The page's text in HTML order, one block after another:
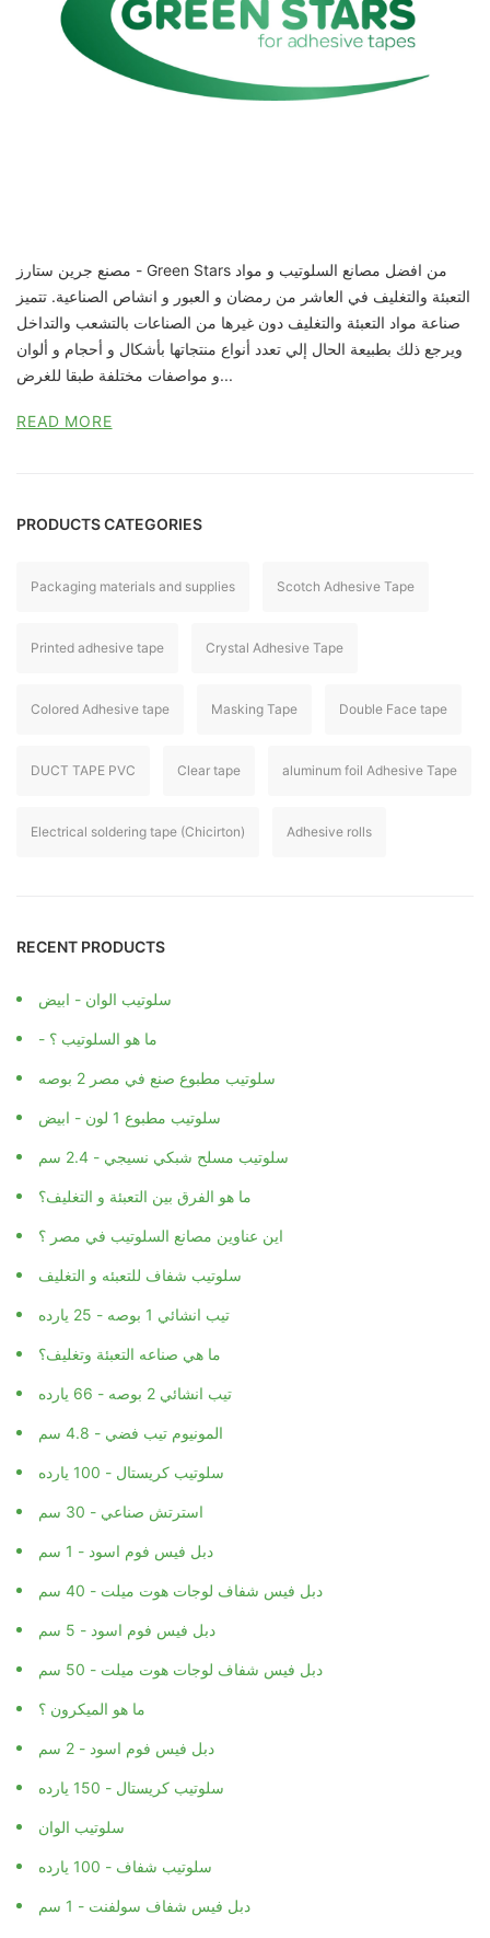
مصنع جرين ستارز - Green Stars من افضل مصانع السلوتيب و مواد
التعبئة والتغليف في العاشر من رمضان و العبور و انشاص الصناعية. تتميز
صناعة مواد التعبئة والتغليف دون غيرها من الصناعات بالتشعب والتداخل
ويرجع ذلك بطبيعة الحال إلي تعدد أنواع منتجاتها بأشكال و أحجام و ألوان
و مواصفات مختلفة طبقا للغرض...
READ MORE
PRODUCTS CATEGORIES
Packaging materials and supplies Scotch Adhesive Tape
Printed adhesive tape Crystal Adhesive Tape
Colored Adhesive tape Masking Tape Double Face tape
DUCT TAPE PVC Clear tape aluminum foil Adhesive Tape
Electrical soldering tape (Chicirton) Adhesive rolls
RECENT PRODUCTS
سلوتيب الوان - ابيض
- ما هو السلوتيب ؟
سلوتيب مطبوع صنع في مصر 2 بوصه
سلوتيب مطبوع 1 لون - ابيض
سلوتيب مسلح شبكي نسيجي - 2.4 سم
ما هو الفرق بين التعبئة و التغليف؟
اين عناوين مصانع السلوتيب في مصر ؟
سلوتيب شفاف للتعبئه و التغليف
تيب انشائي 1 بوصه - 25 يارده
ما هي صناعه التعبئة وتغليف؟
تيب انشائي 2 بوصه - 66 يارده
المونيوم تيب فضي - 4.8 سم
سلوتيب كريستال - 100 يارده
استرتش صناعي - 30 سم
دبل فيس فوم اسود - 1 سم
دبل فيس شفاف لوجات هوت ميلت - 40 سم
دبل فيس فوم اسود - 5 سم
دبل فيس شفاف لوجات هوت ميلت - 50 سم
ما هو الميكرون ؟
دبل فيس فوم اسود - 2 سم
سلوتيب كريستال - 150 يارده
سلوتيب الوان
سلوتيب شفاف - 100 يارده
دبل فيس شفاف سولفنت - 1 سم